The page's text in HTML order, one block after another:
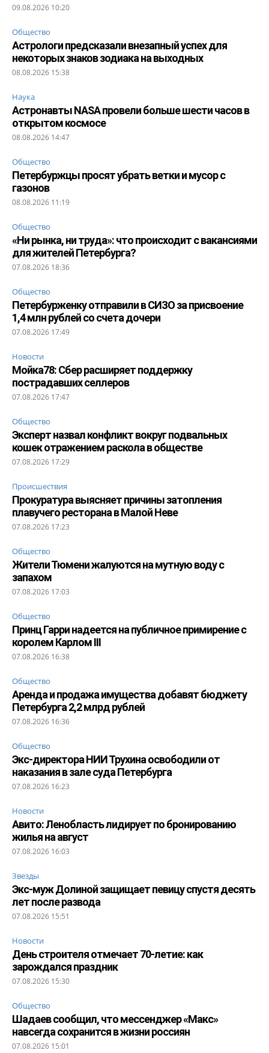
09.08.2026 10:20
Общество
Астрологи предсказали внезапный успех для
некоторых знаков зодиака на выходных
08.08.2026 15:38
Наука
Астронавты NASA провели больше шести часов в
открытом космосе
08.08.2026 14:47
Общество
Петербуржцы просят убрать ветки и мусор с
газонов
08.08.2026 11:19
Общество
«Ни рынка, ни труда»: что происходит с вакансиями
для жителей Петербурга?
07.08.2026 18:36
Общество
Петербурженку отправили в СИЗО за присвоение
1,4 млн рублей со счета дочери
07.08.2026 17:49
Новости
Мойка78: Сбер расширяет поддержку
пострадавших селлеров
07.08.2026 17:47
Общество
Эксперт назвал конфликт вокруг подвальных
кошек отражением раскола в обществе
07.08.2026 17:29
Происшествия
Прокуратура выясняет причины затопления
плавучего ресторана в Малой Неве
07.08.2026 17:23
Общество
Жители Тюмени жалуются на мутную воду с
запахом
07.08.2026 17:03
Общество
Принц Гарри надеется на публичное примирение с
королем Карлом III
07.08.2026 16:38
Общество
Аренда и продажа имущества добавят бюджету
Петербурга 2,2 млрд рублей
07.08.2026 16:36
Общество
Экс-директора НИИ Трухина освободили от
наказания в зале суда Петербурга
07.08.2026 16:23
Новости
Авито: Ленобласть лидирует по бронированию
жилья на август
07.08.2026 16:03
Звезды
Экс-муж Долиной защищает певицу спустя десять
лет после развода
07.08.2026 15:51
Новости
День строителя отмечает 70-летие: как
зарождался праздник
07.08.2026 15:30
Общество
Шадаев сообщил, что мессенджер «Макс»
навсегда сохранится в жизни россиян
07.08.2026 15:01